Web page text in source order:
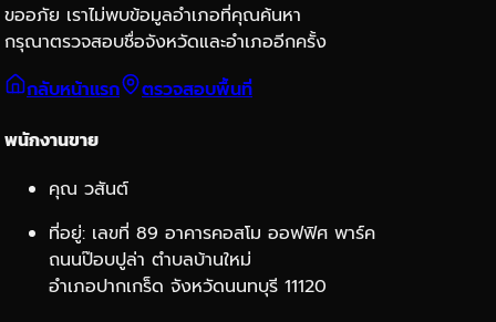
ขออภัย เราไม่พบข้อมูลอำเภอที่คุณค้นหา
กรุณาตรวจสอบชื่อจังหวัดและอำเภออีกครั้ง
กลับหน้าแรก
ตรวจสอบพื้นที่
พนักงานขาย
คุณ วสันต์
ที่อยู่: เลขที่ 89 อาคารคอสโม ออฟฟิศ พาร์ค
ถนนป๊อบปูล่า ตำบลบ้านใหม่
อำเภอปากเกร็ด จังหวัดนนทบุรี 11120